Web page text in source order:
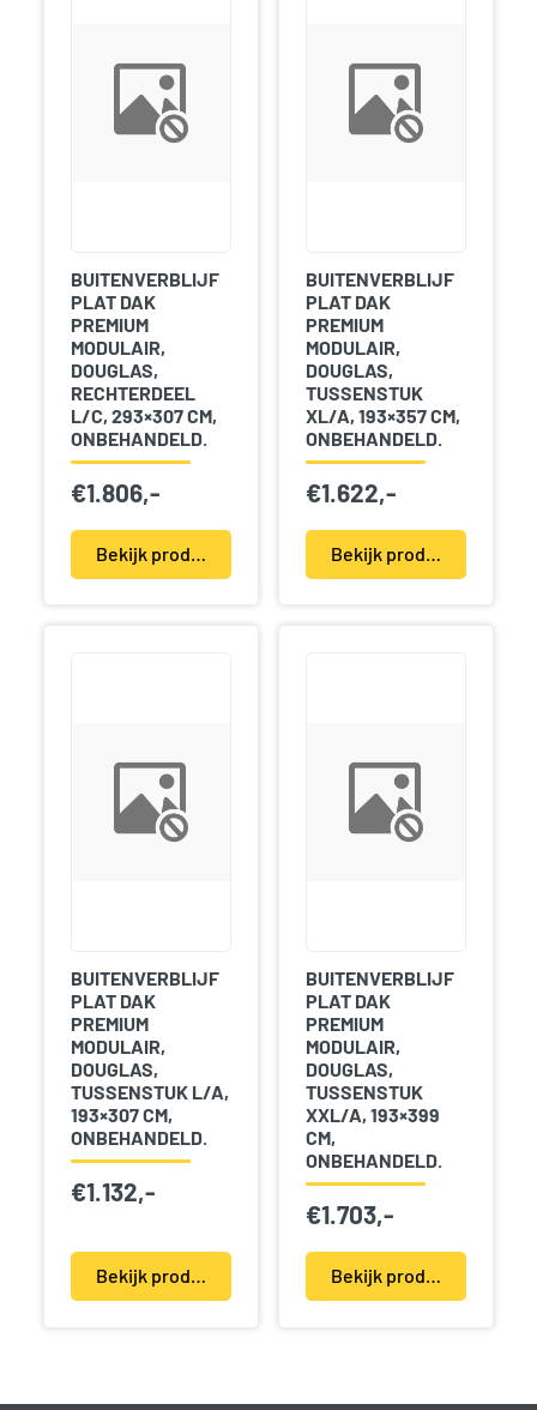
BUITENVERBLIJF
PLAT DAK
PREMIUM
MODULAIR,
DOUGLAS,
RECHTERDEEL
L/C, 293×307 CM,
ONBEHANDELD.
€1.806,-
Bekijk product(en)
BUITENVERBLIJF
PLAT DAK
PREMIUM
MODULAIR,
DOUGLAS,
TUSSENSTUK
XL/A, 193×357 CM,
ONBEHANDELD.
€1.622,-
Bekijk product(en)
BUITENVERBLIJF
PLAT DAK
PREMIUM
MODULAIR,
DOUGLAS,
TUSSENSTUK L/A,
193×307 CM,
ONBEHANDELD.
€1.132,-
Bekijk product(en)
BUITENVERBLIJF
PLAT DAK
PREMIUM
MODULAIR,
DOUGLAS,
TUSSENSTUK
XXL/A, 193×399
CM,
ONBEHANDELD.
€1.703,-
Bekijk product(en)